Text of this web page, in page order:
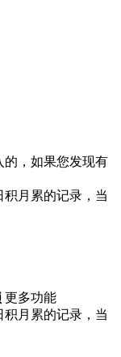
的，如果您发现有
月累的记录，当
更多功能
月累的记录，当